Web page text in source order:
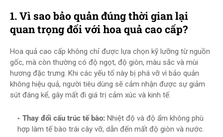
1. Vì sao bảo quản đúng thời gian lại
quan trọng đối với hoa quả cao cấp?
Hoa quả cao cấp không chỉ được lựa chọn kỹ lưỡng từ nguồn
gốc, mà còn thường có độ ngọt, độ giòn, màu sắc và mùi
hương đặc trưng. Khi các yếu tố này bị phá vỡ vì bảo quản
không hiệu quả, người tiêu dùng sẽ cảm nhận được sự giảm
sút đáng kể, gây mất đi giá trị cảm xúc và kinh tế.
Thay đổi cấu trúc tế bào: Nhiệt độ và độ ẩm không phù
hợp làm tế bào trái cây vỡ, dẫn đến mất độ giòn và nước.